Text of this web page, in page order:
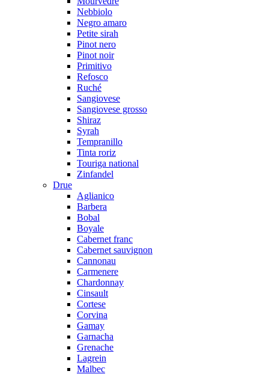
Nebbiolo
Negro amaro
Petite sirah
Pinot nero
Pinot noir
Primitivo
Refosco
Ruché
Sangiovese
Sangiovese grosso
Shiraz
Syrah
Tempranillo
Tinta roriz
Touriga national
Zinfandel
Drue
Aglianico
Barbera
Bobal
Boyale
Cabernet franc
Cabernet sauvignon
Cannonau
Carmenere
Chardonnay
Cinsault
Cortese
Corvina
Gamay
Garnacha
Grenache
Lagrein
Malbec